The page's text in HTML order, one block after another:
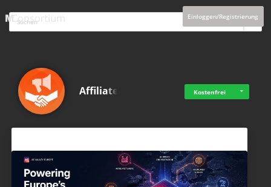
Einloggen/Registrierung
Affiliate Kostenfrei